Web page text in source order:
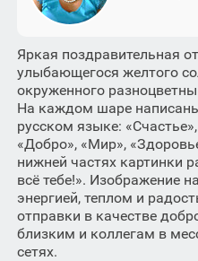
Яркая поздравительная
улыбающегося желтого
окруженного
На каждом шаре
русском языке:
«Добро», «Мир»,
нижней частях картинки
всё тебе!». Изображение
энергией, теплом и
отправки в качестве
близким и коллегам в
сетях.